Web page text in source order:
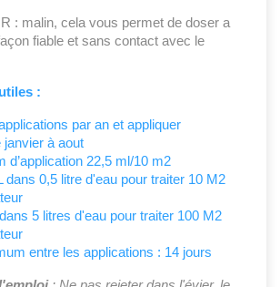
: malin, cela vous permet de doser a
fiable et sans contact avec le
:
par an et appliquer
janvier à aout
d’application 22,5 ml/10 m2
dans 0,5 litre d'eau pour traiter 10 M2
5 litres d'eau pour traiter 100 M2
entre les applications : 14 jours